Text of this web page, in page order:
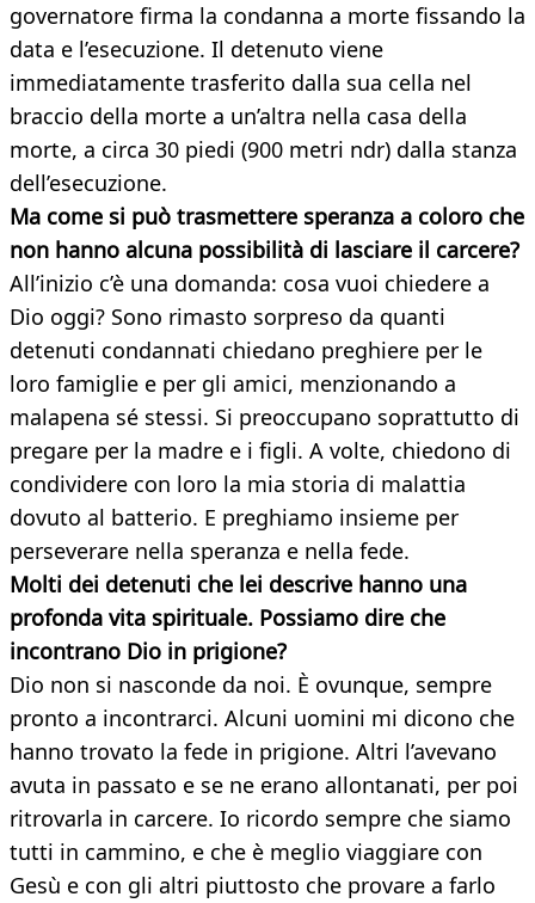
governatore firma la condanna a morte fissando la
data e l’esecuzione. Il detenuto viene
immediatamente trasferito dalla sua cella nel
braccio della morte a un’altra nella casa della
morte, a circa 30 piedi (900 metri ndr) dalla stanza
dell’esecuzione.
Ma come si può trasmettere speranza a coloro che
non hanno alcuna possibilità di lasciare il carcere?
All’inizio c’è una domanda: cosa vuoi chiedere a
Dio oggi? Sono rimasto sorpreso da quanti
detenuti condannati chiedano preghiere per le
loro famiglie e per gli amici, menzionando a
malapena sé stessi. Si preoccupano soprattutto di
pregare per la madre e i figli. A volte, chiedono di
condividere con loro la mia storia di malattia
dovuto al batterio. E preghiamo insieme per
perseverare nella speranza e nella fede.
Molti dei detenuti che lei descrive hanno una
profonda vita spirituale. Possiamo dire che
incontrano Dio in prigione?
Dio non si nasconde da noi. È ovunque, sempre
pronto a incontrarci. Alcuni uomini mi dicono che
hanno trovato la fede in prigione. Altri l’avevano
avuta in passato e se ne erano allontanati, per poi
ritrovarla in carcere. Io ricordo sempre che siamo
tutti in cammino, e che è meglio viaggiare con
Gesù e con gli altri piuttosto che provare a farlo